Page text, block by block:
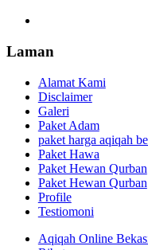
Laman
Alamat Kami
Disclaimer
Galeri
Paket Adam
paket harga aqiqah
Paket Hawa
Paket Hewan Qurban
Paket Hewan Qurban
Profile
Testiomoni
Aqiqah Online